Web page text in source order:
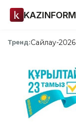
KAZINFORM
Тренд:Сайлау-2026